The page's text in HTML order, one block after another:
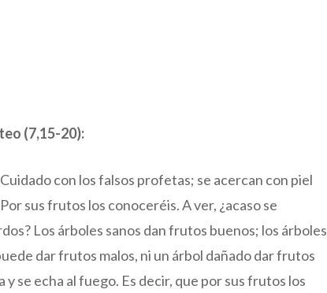
(7,15-20):
con los falsos profetas; se acercan con piel
sus frutos los conoceréis. A ver, ¿acaso se
Los árboles sanos dan frutos buenos; los árboles
dar frutos malos, ni un árbol dañado dar frutos
se echa al fuego. Es decir, que por sus frutos los